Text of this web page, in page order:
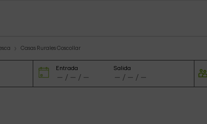
Casas Rurales Coscollar
Entrada Salida